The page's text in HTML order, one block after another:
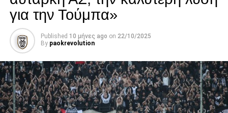
για την Τούμπα»
Published 10 μήνες ago on 22/10/2025
By paokrevolution